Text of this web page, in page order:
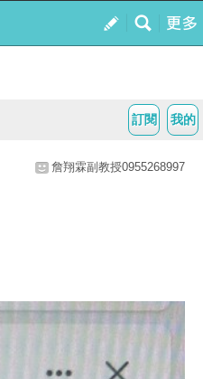
我的
訂閱
詹翔霖副教授0955268997